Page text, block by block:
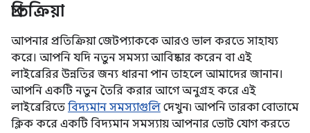
প্রতিক্রিয়া
আপনার প্রতিক্রিয়া জেটপ্যাককে আরও ভাল করতে সাহায্য
করে। আপনি যদি নতুন সমস্যা আবিষ্কার করেন বা এই
লাইব্রেরির উন্নতির জন্য ধারনা পান তাহলে আমাদের জানান।
আপনি একটি নতুন তৈরি করার আগে অনুগ্রহ করে এই
লাইব্রেরিতে বিদ্যমান সমস্যাগুলি দেখুন৷ আপনি তারকা বোতামে
ক্লিক করে একটি বিদ্যমান সমস্যায় আপনার ভোট যোগ করতে